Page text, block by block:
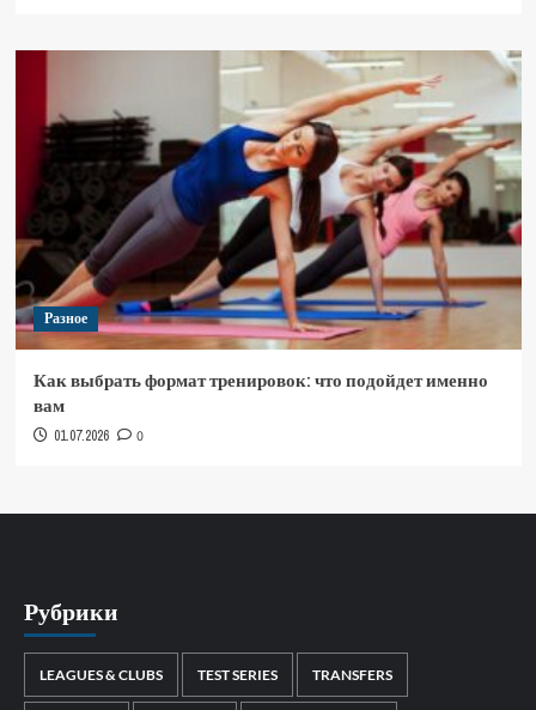
Разное
Как выбрать формат тренировок: что подойдет именно
вам
01.07.2026 0
Рубрики
LEAGUES & CLUBS TEST SERIES TRANSFERS